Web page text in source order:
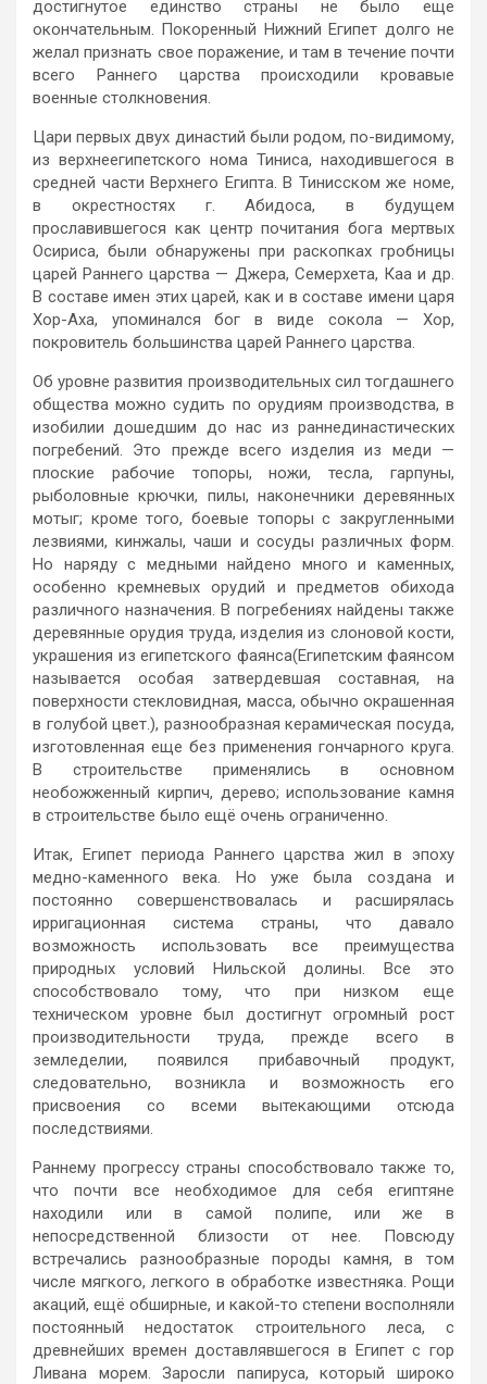
достигнутое единство страны не было еще
окончательным. Покоренный Нижний Египет долго не
желал признать свое поражение, и там в течение почти
всего Раннего царства происходили кровавые
военные столкновения.
Цари первых двух династий были родом, по-видимому,
из верхнеегипетского нома Тиниса, находившегося в
средней части Верхнего Египта. В Тинисском же номе,
в окрестностях г. Абидоса, в будущем
прославившегося как центр почитания бога мертвых
Осириса, были обнаружены при раскопках гробницы
царей Раннего царства — Джера, Семерхета, Каа и др.
В составе имен этих царей, как и в составе имени царя
Хор-Axa, упоминался бог в виде сокола — Хор,
покровитель большинства царей Раннего царства.
Об уровне развития производительных сил тогдашнего
общества можно судить по орудиям производства, в
изобилии дошедшим до нас из раннединастических
погребений. Это прежде всего изделия из меди —
плоские рабочие топоры, ножи, тесла, гарпуны,
рыболовные крючки, пилы, наконечники деревянных
мотыг; кроме того, боевые топоры с закругленными
лезвиями, кинжалы, чаши и сосуды различных форм.
Но наряду с медными найдено много и каменных,
особенно кремневых орудий и предметов обихода
различного назначения. В погребениях найдены также
деревянные орудия труда, изделия из слоновой кости,
украшения из египетского фаянса(Египетским фаянсом
называется особая затвердевшая составная, на
поверхности стекловидная, масса, обычно окрашенная
в голубой цвет.), разнообразная керамическая посуда,
изготовленная еще без применения гончарного круга.
В строительстве применялись в основном
необожженный кирпич, дерево; использование камня
в строительстве было ещё очень ограниченно.
Итак, Египет периода Раннего царства жил в эпоху
медно-каменного века. Но уже была создана и
постоянно совершенствовалась и расширялась
ирригационная система страны, что давало
возможность использовать все преимущества
природных условий Нильской долины. Все это
способствовало тому, что при низком еще
техническом уровне был достигнут огромный рост
производительности труда, прежде всего в
земледелии, появился прибавочный продукт,
следовательно, возникла и возможность его
присвоения со всеми вытекающими отсюда
последствиями.
Раннему прогрессу страны способствовало также то,
что почти все необходимое для себя египтяне
находили или в самой полипе, или же в
непосредственной близости от нее. Повсюду
встречались разнообразные породы камня, в том
числе мягкого, легкого в обработке известняка. Рощи
акаций, ещё обширные, и какой-то степени восполняли
постоянный недостаток строительного леса, с
древнейших времен доставлявшегося в Египет с гор
Ливана морем. Заросли папируса, который широко